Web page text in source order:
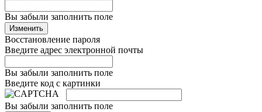
Вы забыли заполнить поле
Изменить
Восстановление пароля
Введите адрес электронной почты
Вы забыли заполнить поле
Введите код с картинки
Вы забыли заполнить поле